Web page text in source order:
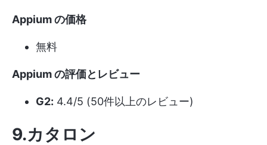
Appium の価格
無料
Appium の評価とレビュー
G2: 4.4/5 (50件以上のレビュー)
9.カタロン